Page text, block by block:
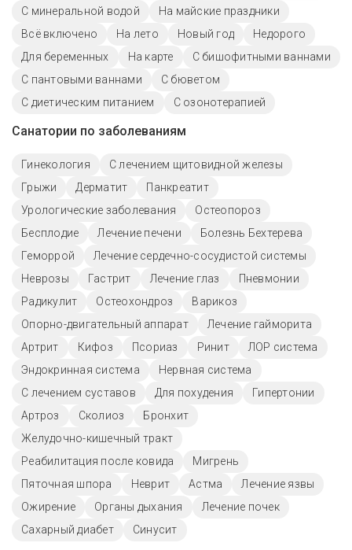
С минеральной водой
На майские праздники
Всё включено
На лето Новый год
Недорого
Для беременных
На карте
С бишофитными ваннами
С пантовыми ваннами
С бюветом
С диетическим питанием
С озонотерапией
Санатории по заболеваниям
Гинекология
С лечением щитовидной железы
Грыжи
Дерматит
Панкреатит
Урологические заболевания
Остеопороз
Бесплодие
Лечение печени
Болезнь Бехтерева
Геморрой
Лечение сердечно-сосудистой системы
Неврозы
Гастрит Лечение глаз
Пневмонии
Радикулит
Остеохондроз
Варикоз
Опорно-двигательный аппарат
Лечение гайморита
Артрит
Кифоз Псориаз Ринит
ЛОР система
Эндокринная система
Нервная система
С лечением суставов
Для похудения
Гипертонии
Артроз
Сколиоз
Бронхит
Желудочно-кишечный тракт
Реабилитация после ковида
Мигрень
Пяточная шпора
Неврит Астма
Лечение язвы
Ожирение
Органы дыхания
Лечение почек
Сахарный диабет
Синусит